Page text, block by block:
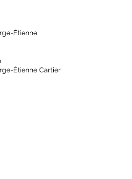
Étienne
Étienne Cartier